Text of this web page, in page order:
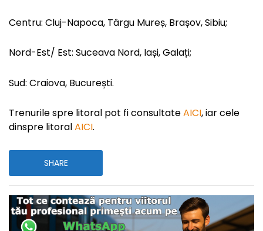
Centru: Cluj-Napoca, Târgu Mureș, Brașov, Sibiu;
Nord-Est/ Est: Suceava Nord, Iași, Galați;
Sud: Craiova, București.
Trenurile spre litoral pot fi consultateAICI, iar cele
dinspre litoralAICI.
SHARE